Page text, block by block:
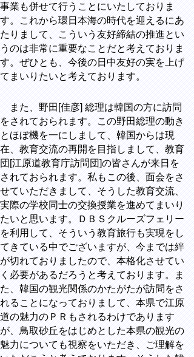
事業も併せて行うことにいたしておりま
す。これから環日本海の時代を迎えるにあ
たりまして、こういう友好締結の推進とい
うのは非常に重要なことだと考えておりま
す。ぜひとも、今後の日中友好の実を上げ
てまいりたいと考えております。
また、野田[佳彦] 総理は韓国の方に訪問
をされておられます。この野田総理の動き
とほぼ機を一にしまして、韓国からは現
在、教育交流の再開を目指しまして、教育
団[江原道教育庁訪問団]の皆さんが来日を
されておられます。私もこの後、面会をさ
せていただきまして、そうした教育交流、
実際の学校同士の交換授業を進めてまいり
たいと思います。ＤＢＳクルーズフェリー
を利用して、そういう教育旅行も実現をし
てきている中でございますが、今までは絆
が切れておりましたので、本格化させてい
く必要があるだろうと考えております。ま
た、韓国の観光関係のかたがたが訪問をさ
れることになっておりまして、本県で江原
道の魅力のＰＲもされるわけであります
が、鳥取砂丘をはじめとした本県の観光の
魅力についても視察をいただき、ご理解を